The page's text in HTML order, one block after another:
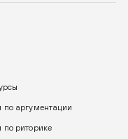
по аргументации
по риторике